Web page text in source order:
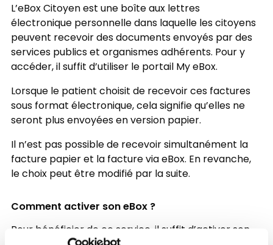
L’eBox Citoyen est une boîte aux lettres
électronique personnelle dans laquelle les citoyens
peuvent recevoir des documents envoyés par des
services publics et organismes adhérents. Pour y
accéder, il suffit d’utiliser le portail My eBox.
Lorsque le patient choisit de recevoir ces factures
sous format électronique, cela signifie qu’elles ne
seront plus envoyées en version papier.
Il n’est pas possible de recevoir simultanément la
facture papier et la facture via eBox. En revanche,
le choix peut être modifié par la suite.
Comment activer son eBox ?
Pour bénéficier de ce service, il suffit d’activer son